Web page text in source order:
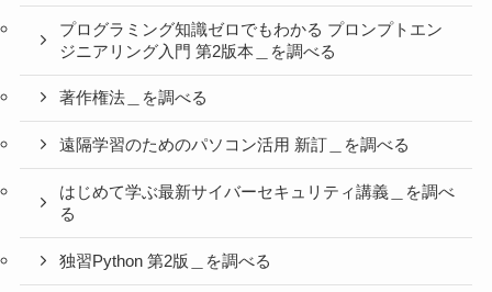
プログラミング知識ゼロでもわかる プロンプトエン
ジニアリング入門 第2版本＿を調べる
著作権法＿を調べる
遠隔学習のためのパソコン活用 新訂＿を調べる
はじめて学ぶ最新サイバーセキュリティ講義＿を調べ
る
独習Python 第2版＿を調べる